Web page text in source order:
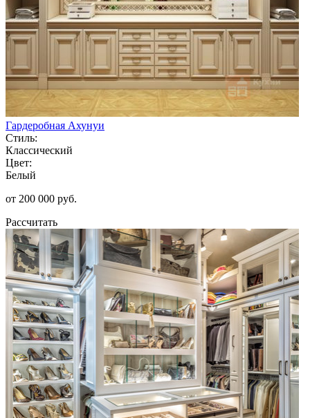
Гардеробная Ахунуи
Стиль:
Классический
Цвет:
Белый
от 200 000 руб.
Рассчитать